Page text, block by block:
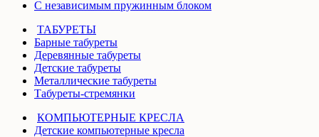
С независимым пружинным блоком
ТАБУРЕТЫ
Барные табуреты
Деревянные табуреты
Детские табуреты
Металлические табуреты
Табуреты-стремянки
КОМПЬЮТЕРНЫЕ КРЕСЛА
Детские компьютерные кресла